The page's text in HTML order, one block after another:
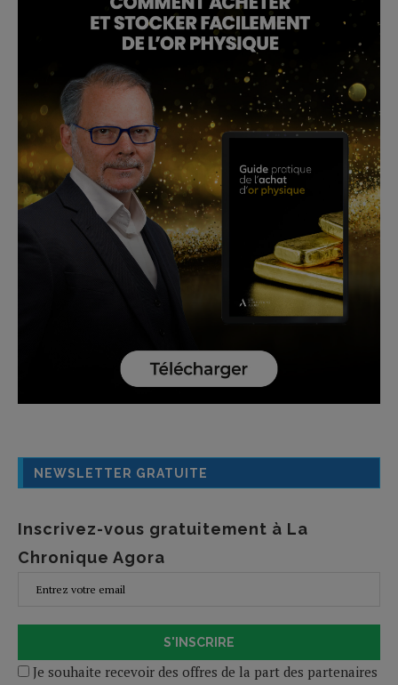
NEWSLETTER GRATUITE
Inscrivez-vous gratuitement à La
Chronique Agora
S'INSCRIRE
Je souhaite recevoir des offres de la part des partenaires